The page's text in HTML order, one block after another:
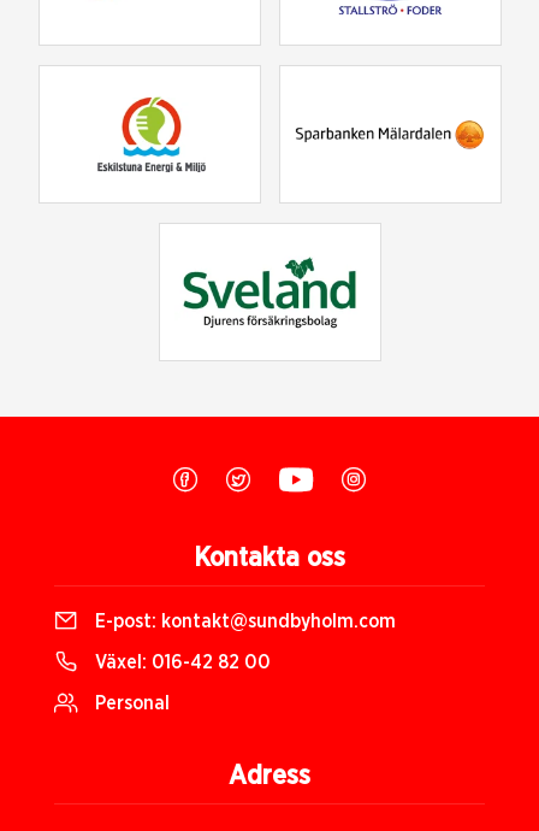
Kontakta oss
E-post: kontakt@sundbyholm.com
Växel: 016-42 82 00
Personal
Adress